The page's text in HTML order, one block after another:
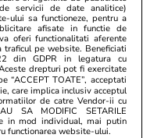
27 iul.
servicii de date analitice)
ului sa functioneze, pentru a
afisate in functie de
oferi functionalitati aferente
traficul pe website. Beneficiati
din GDPR in legatura cu
drepturi pot fi exercitate
“ACCEPT TOATE”, acceptati
care implica inclusiv acceptul
de catre Vendor-ii cu
SA MODIFIC SETARILE
in mod individual, mai putin
functionarea website-ului.